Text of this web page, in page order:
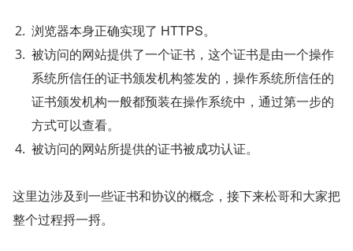
浏览器本身正确实现了 HTTPS。
被访问的网站提供了一个证书，这个证书是由一个操作
系统所信任的证书颁发机构签发的，操作系统所信任的
证书颁发机构一般都预装在操作系统中，通过第一步的
方式可以查看。
被访问的网站所提供的证书被成功认证。
这里边涉及到一些证书和协议的概念，接下来松哥和大家把
整个过程捋一捋。